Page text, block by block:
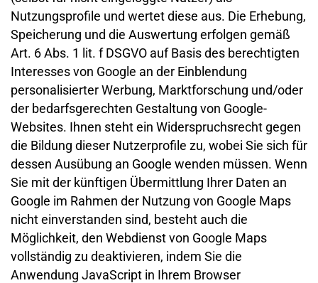
Nutzungsprofile und wertet diese aus. Die Erhebung,
Speicherung und die Auswertung erfolgen gemäß
Art. 6 Abs. 1 lit. f DSGVO auf Basis des berechtigten
Interesses von Google an der Einblendung
personalisierter Werbung, Marktforschung und/oder
der bedarfsgerechten Gestaltung von Google-
Websites. Ihnen steht ein Widerspruchsrecht gegen
die Bildung dieser Nutzerprofile zu, wobei Sie sich für
dessen Ausübung an Google wenden müssen. Wenn
Sie mit der künftigen Übermittlung Ihrer Daten an
Google im Rahmen der Nutzung von Google Maps
nicht einverstanden sind, besteht auch die
Möglichkeit, den Webdienst von Google Maps
vollständig zu deaktivieren, indem Sie die
Anwendung JavaScript in Ihrem Browser